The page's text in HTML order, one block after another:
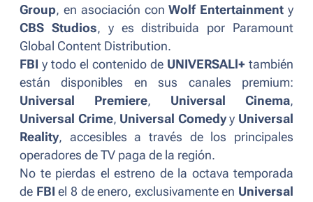
Group, en asociación conWolf Entertainment y
CBS Studios, y es distribuida por Paramount
Global Content Distribution.
FBI y todo el contenido de UNIVERSALl+ también
están disponibles en sus canales premium:
Universal Premiere, Universal Cinema,
Universal Crime, Universal Comedyy Universal
Reality, accesibles a través de los principales
operadores de TV paga de la región.
No te pierdas el estreno de la octava temporada
de FBI el 8 de enero, exclusivamente en Universal